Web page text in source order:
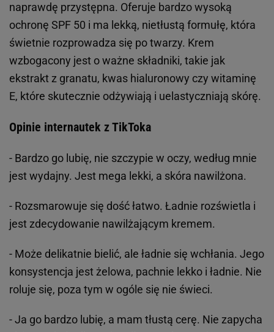
naprawdę przystępna. Oferuje bardzo wysoką
ochronę SPF 50 i ma lekką, nietłustą formułę, która
świetnie rozprowadza się po twarzy. Krem
wzbogacony jest o ważne składniki, takie jak
ekstrakt z granatu, kwas hialuronowy czy witaminę
E, które skutecznie odżywiają i uelastyczniają skórę.
Opinie internautek z TikToka
- Bardzo go lubię, nie szczypie w oczy, według mnie
jest wydajny. Jest mega lekki, a skóra nawilżona.
- Rozsmarowuje się dość łatwo. Ładnie rozświetla i
jest zdecydowanie nawilżającym kremem.
- Może delikatnie bielić, ale ładnie się wchłania. Jego
konsystencja jest żelowa, pachnie lekko i ładnie. Nie
roluje się, poza tym w ogóle się nie świeci.
- Ja go bardzo lubię, a mam tłustą cerę. Nie zapycha